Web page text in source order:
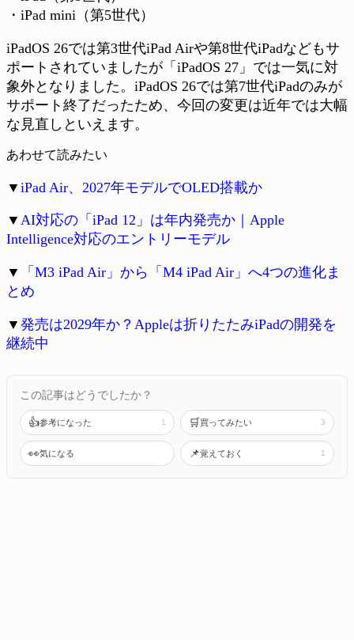
・iPad mini（第5世代）
iPadOS 26では第3世代iPad Airや第8世代iPadなどもサ
ポートされていましたが「iPadOS 27」では一気に対
象外となりました。iPadOS 26では第7世代iPadのみが
サポート終了だったため、今回の変更は近年では大幅
な見直しといえます。
あわせて読みたい
▼ iPad Air、2027年モデルでOLED搭載か
▼ AI対応の「iPad 12」は年内発売か｜Apple
Intelligence対応のエントリーモデル
▼
「M3 iPad Air」から「M4 iPad Air」へ4つの進化ま
とめ
▼ 発売は2029年か？Appleは折りたたみiPadの開発を
継続中
この記事はどうでしたか？
👍参考になった 1 🛒買ってみたい 3
👀気になる 📌覚えておく 1